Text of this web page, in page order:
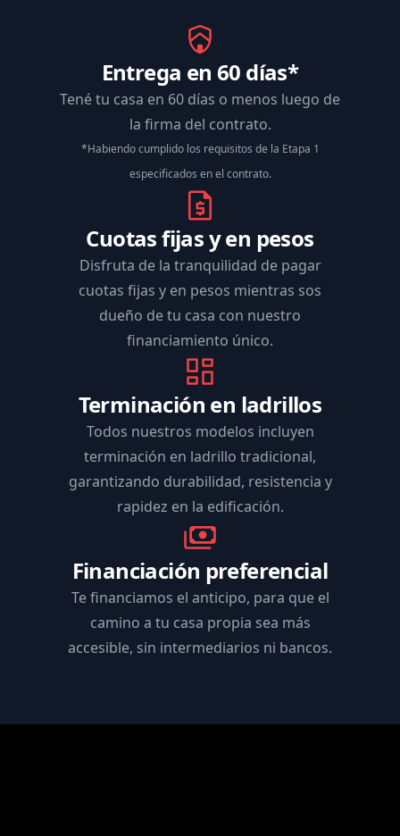
Entrega en 60 días*
Tené tu casa en 60 días o menos luego de
la firma del contrato.
*Habiendo cumplido los requisitos de la Etapa 1
especificados en el contrato.
Cuotas fijas y en pesos
Disfruta de la tranquilidad de pagar
cuotas fijas y en pesos mientras sos
dueño de tu casa con nuestro
financiamiento único.
Terminación en ladrillos
Todos nuestros modelos incluyen
terminación en ladrillo tradicional,
garantizando durabilidad, resistencia y
rapidez en la edificación.
Financiación preferencial
Te financiamos el anticipo, para que el
camino a tu casa propia sea más
accesible, sin intermediarios ni bancos.